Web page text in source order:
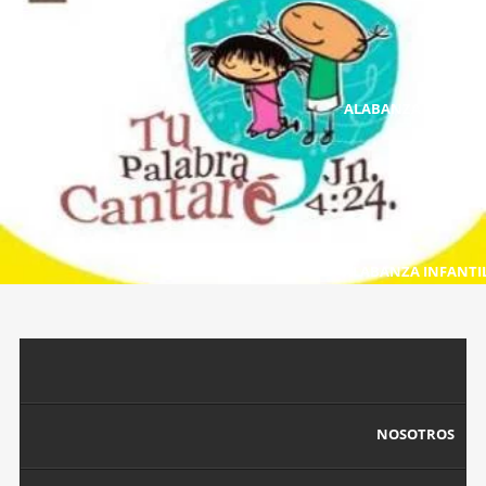
ALABANZA
ALABANZA
NOSOTROS